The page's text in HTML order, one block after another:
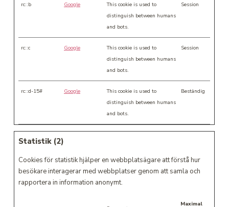
rc::b Google
This cookie is used to
distinguish between humans
and bots.
Session
rc::c Google
This cookie is used to
distinguish between humans
and bots.
Session
rc::d-15# Google
This cookie is used to
distinguish between humans
and bots.
Beständig
Statistik (2)
Cookies för statistik hjälper en webbplatsägare att förstå hur
besökare interagerar med webbplatser genom att samla och
rapportera in information anonymt.
Maximal